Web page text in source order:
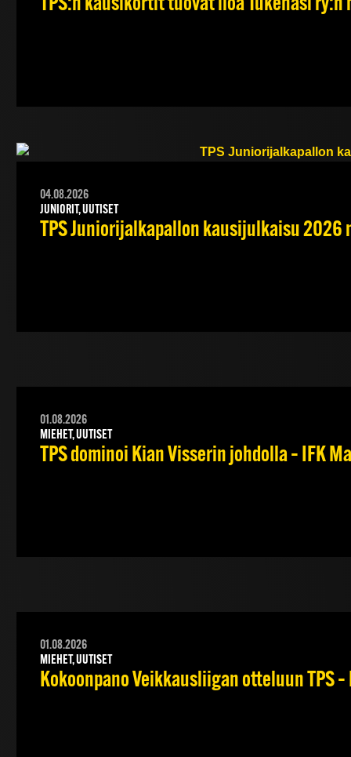
TPS:n kausikortit tuovat iloa Tukenasi
04.08.2026
JUNIORIT, UUTISET
TPS Juniorijalkapallon kausijulkaisu 2026
01.08.2026
MIEHET, UUTISET
TPS dominoi Kian Visserin johdolla – IFK
01.08.2026
MIEHET, UUTISET
Kokoonpano Veikkausliigan otteluun TPS